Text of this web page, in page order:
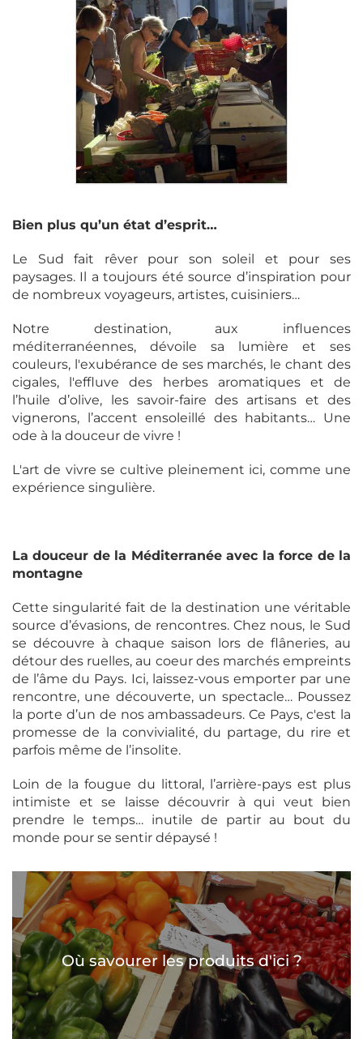
Bien plus qu’un état d’esprit…
Le Sud fait rêver pour son soleil et pour ses
paysages. Il a toujours été source d’inspiration pour
de nombreux voyageurs, artistes, cuisiniers…
Notre destination, aux influences
méditerranéennes, dévoile sa lumière et ses
couleurs, l'exubérance de ses marchés, le chant des
cigales, l'effluve des herbes aromatiques et de
l’huile d’olive, les savoir-faire des artisans et des
vignerons, l’accent ensoleillé des habitants… Une
ode à la douceur de vivre !
L'art de vivre se cultive pleinement ici, comme une
expérience singulière.
La douceur de la Méditerranée avec la force de la
montagne
Cette singularité fait de la destination une véritable
source d’évasions, de rencontres. Chez nous, le Sud
se découvre à chaque saison lors de flâneries, au
détour des ruelles, au coeur des marchés empreints
de l’âme du Pays. Ici, laissez-vous emporter par une
rencontre, une découverte, un spectacle… Poussez
la porte d’un de nos ambassadeurs. Ce Pays, c'est la
promesse de la convivialité, du partage, du rire et
parfois même de l’insolite.
Loin de la fougue du littoral, l’arrière-pays est plus
intimiste et se laisse découvrir à qui veut bien
prendre le temps… inutile de partir au bout du
monde pour se sentir dépaysé !
Où savourer les produits d'ici ?